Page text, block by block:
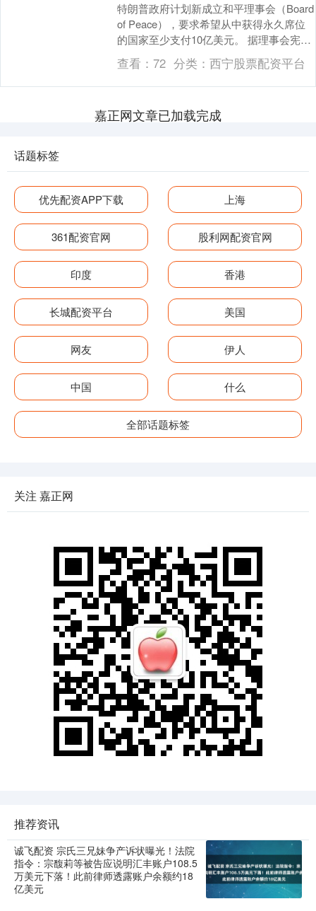
特朗普政府计划新成立和平理事会（Board
of Peace），要求希望从中获得永久席位
的国家至少支付10亿美元。 据理事会宪章
草案，美国总统唐纳德·特朗普将担....
查看：72 分类： 西宁股票配资平台
嘉正网文章已加载完成
话题标签
优先配资APP下载 上海
361配资官网 股利网配资官网
印度 香港
长城配资平台 美国
网友 伊人
中国 什么
全部话题标签
关注 嘉正网
推荐资讯
诚飞配资 宗氏三兄妹争产诉状曝光！法院
指令：宗馥莉等被告应说明汇丰账户108.5
万美元下落！此前律师透露账户余额约18
亿美元